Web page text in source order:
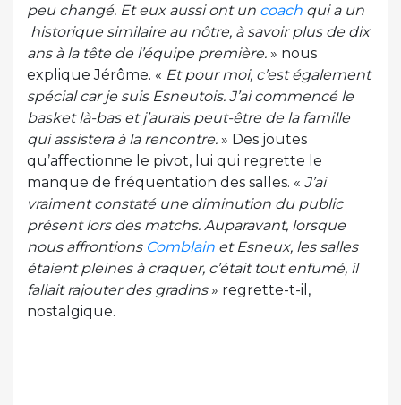
peu changé. Et eux aussi ont un coach qui a un
historique similaire au nôtre, à savoir plus de dix
ans à la tête de l’équipe première. » nous
explique Jérôme. « Et pour moi, c’est également
spécial car je suis Esneutois. J’ai commencé le
basket là-bas et j’aurais peut-être de la famille
qui assistera à la rencontre. » Des joutes
qu’affectionne le pivot, lui qui regrette le
manque de fréquentation des salles. « J’ai
vraiment constaté une diminution du public
présent lors des matchs. Auparavant, lorsque
nous affrontions Comblain et Esneux, les salles
étaient pleines à craquer, c’était tout enfumé, il
fallait rajouter des gradins» regrette-t-il,
nostalgique.